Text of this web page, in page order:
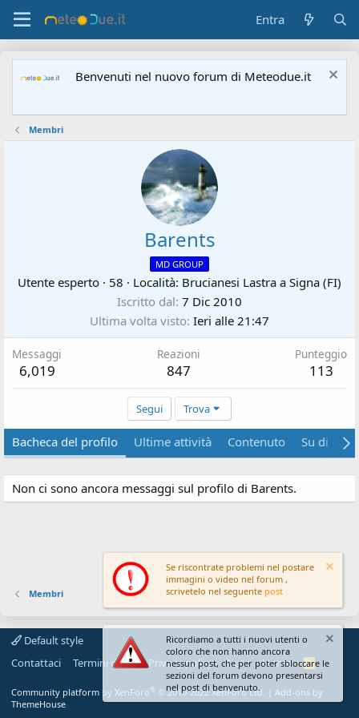
Entra
Benvenuti nel nuovo forum di Meteodue.it
Membri
Barents
MD GROUP
Utente esperto · 58 · Località: Brucianesi Lastra a Signa (FI)
Iscritto dal 7 Dic 2010
Ultima volta visto Ieri alle 21:47
Messaggi
6,019
Reazioni
847
Punteggio
113
Segui Trova
Bacheca del profilo Ultime attività Contenuto Su di me
Non ci sono ancora messaggi sul profilo di Barents.
Membri
Default style
Contattaci
Termini d'uso Privacy policy Aiuto Home
R
S
Community platform by XenForo® © 2010-2022 XenForo Ltd.
Add-ons by
ThemeHouse
Se riscontrate problemi nel postare
immagini o video nel forum ,
scrivetelo nel seguente post
Ricordiamo a tutti i nuovi utenti o
coloro che non hanno ancora
nessun post, che per poter sbloccare le
sezioni del forum devono presentarsi
nel post di benvenuto.